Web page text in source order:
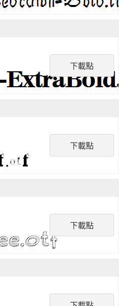
下載點
下載點
下載點